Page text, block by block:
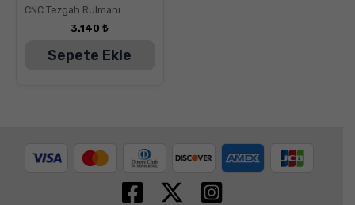
CNC Tezgah Rulmanı
3.140₺
Sepete Ekle